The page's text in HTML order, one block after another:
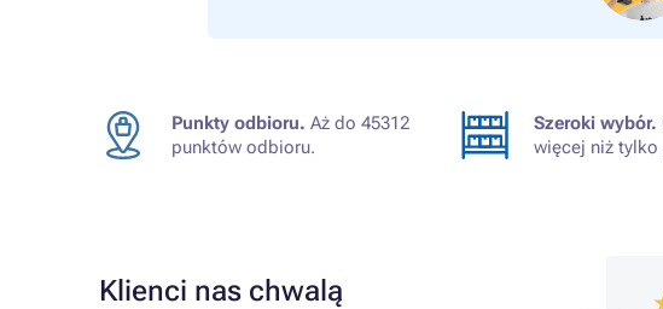
Punkty odbioru. Aż do 45312
punktów odbioru.
Szeroki wybór.
więcej niż tylko
Klienci nas chwalą